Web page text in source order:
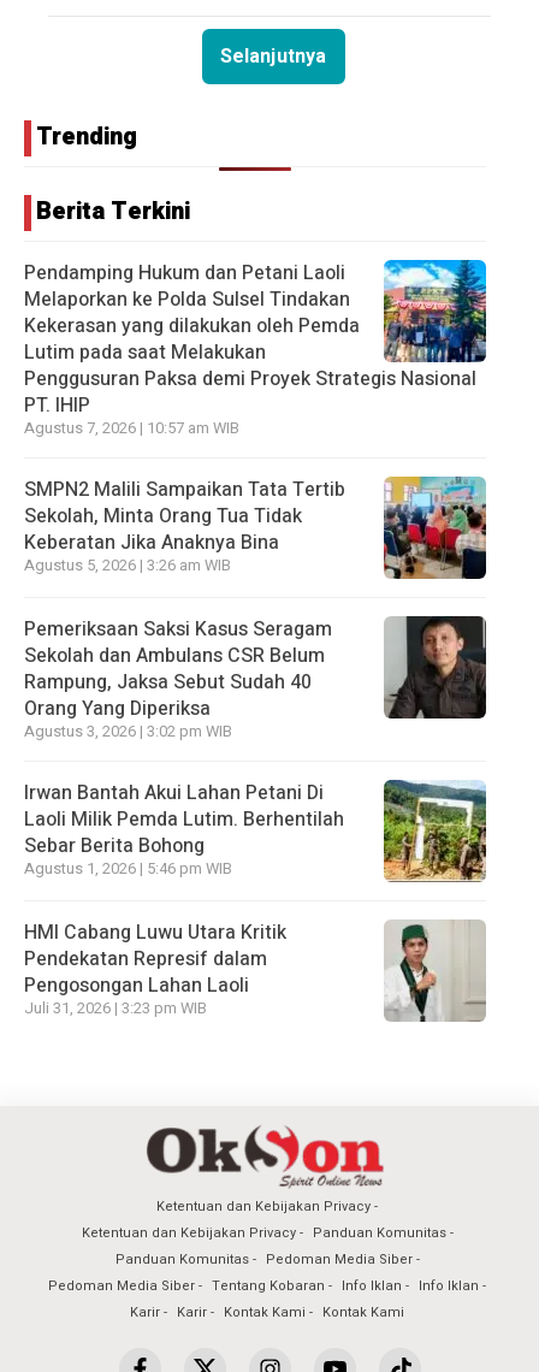
Selanjutnya
Trending
Berita Terkini
Pendamping Hukum dan Petani Laoli
Melaporkan ke Polda Sulsel Tindakan
Kekerasan yang dilakukan oleh Pemda
Lutim pada saat Melakukan
Penggusuran Paksa demi Proyek Strategis Nasional
PT. IHIP
Agustus 7, 2026 | 10:57 am WIB
SMPN2 Malili Sampaikan Tata Tertib
Sekolah, Minta Orang Tua Tidak
Keberatan Jika Anaknya Bina
Agustus 5, 2026 | 3:26 am WIB
Pemeriksaan Saksi Kasus Seragam
Sekolah dan Ambulans CSR Belum
Rampung, Jaksa Sebut Sudah 40
Orang Yang Diperiksa
Agustus 3, 2026 | 3:02 pm WIB
Irwan Bantah Akui Lahan Petani Di
Laoli Milik Pemda Lutim. Berhentilah
Sebar Berita Bohong
Agustus 1, 2026 | 5:46 pm WIB
HMI Cabang Luwu Utara Kritik
Pendekatan Represif dalam
Pengosongan Lahan Laoli
Juli 31, 2026 | 3:23 pm WIB
Ketentuan dan Kebijakan Privacy
Ketentuan dan Kebijakan Privacy
Panduan Komunitas
Panduan Komunitas
Pedoman Media Siber
Pedoman Media Siber
Tentang Kobaran Info Iklan
Info Iklan
Karir
Karir Kontak Kami Kontak Kami